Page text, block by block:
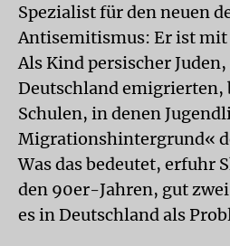
Spezialist für den neuen
Antisemitismus: Er ist mit
Als Kind persischer Juden,
Deutschland emigrierten,
Schulen, in denen
Migrationshintergrund«
Was das bedeutet, erfuhr
den 90er-Jahren, gut
es in Deutschland als